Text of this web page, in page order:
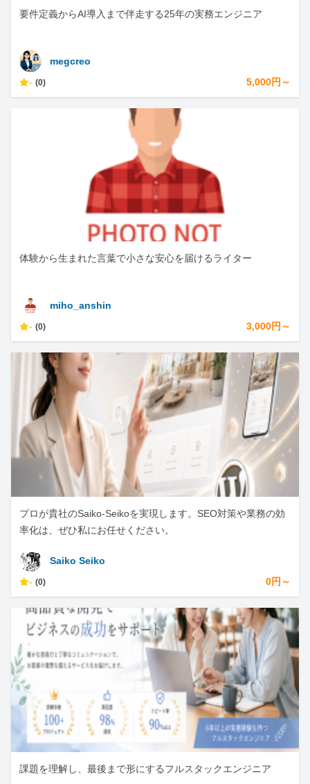
要件定義からAI導入まで伴走する25年の実務エンジニア
megcreo
- (0) 5,000円～
体験から生まれた言葉で小さな安心を届けるライター
miho_anshin
- (0) 3,000円～
プロが貴社のSaiko-Seikoを実現します。SEO対策や業務の効
率化は、ぜひ私にお任せください。
Saiko Seiko
- (0) 0円～
課題を理解し、最後まで形にするフルスタックエンジニア